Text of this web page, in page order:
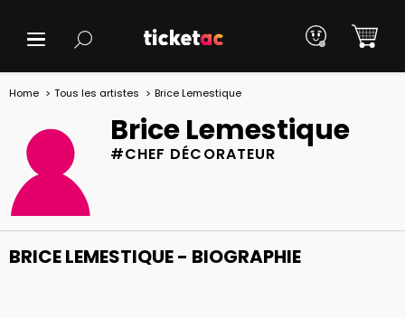
Home Tous les artistes Brice Lemestique
Brice Lemestique
#CHEF DÉCORATEUR
BRICE LEMESTIQUE - BIOGRAPHIE